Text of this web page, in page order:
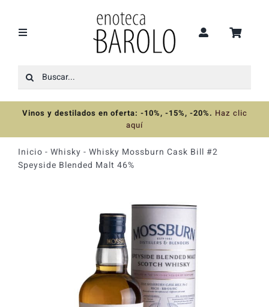
contenido
Toggle
Recomendaciones
Ofertas
Colecciones
Catas y Actividades
Buscar:
Vinos y destilados en oferta: -10%, -15%, -20%. Haz clic
aquí
Inicio - Whisky - Whisky Mossburn Cask Bill #2
Speyside Blended Malt 46%